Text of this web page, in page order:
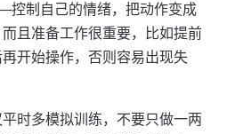
控制自己的情绪，把动作变成
且准备工作很重要，比如提前
开始操作，否则容易出现失
时多模拟训练，不要只做一两